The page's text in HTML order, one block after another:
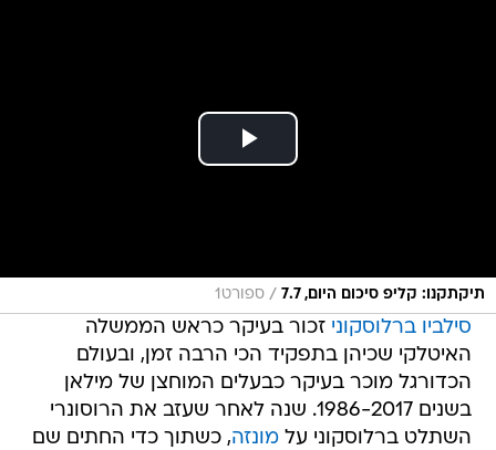
תיקתקנו: קליפ סיכום היום, 7.7 / ספורט1
סילביו ברלוסקוני זכור בעיקר כראש הממשלה
האיטלקי שכיהן בתפקיד הכי הרבה זמן, ובעולם
הכדורגל מוכר בעיקר כבעלים המוחצן של מילאן
בשנים 1986-2017. שנה לאחר שעזב את הרוסונרי
השתלט ברלוסקוני עלמונזה, כשתוך כדי החתים שם